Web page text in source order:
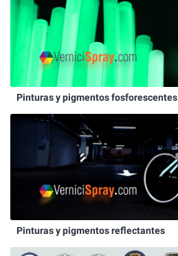
Pinturas y pigmentos fosforescentes
Pinturas y pigmentos reflectantes